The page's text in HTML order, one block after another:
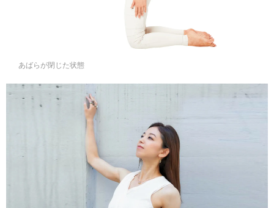
あばらが閉じた状態